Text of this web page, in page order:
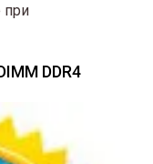
при
DDR4